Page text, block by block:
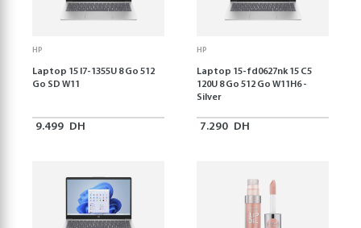
HP
Laptop 15 I7-1355U 8 Go 512
Go SD W11
9.499 DH
HP
Laptop 15-fd0627nk 15 C5
120U 8 Go 512 Go W11H6 -
Silver
7.290 DH